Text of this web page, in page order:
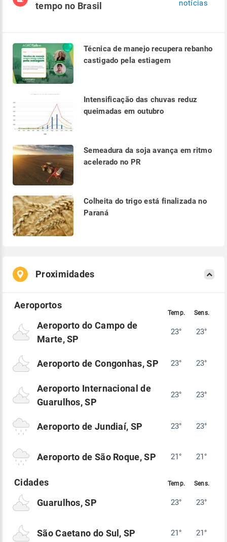
tempo no Brasil
notícias
Técnica de manejo recupera rebanho
castigado pela estiagem
Intensificação das chuvas reduz
queimadas em outubro
Semeadura da soja avança em ritmo
acelerado no PR
Colheita do trigo está finalizada no
Paraná
Proximidades
Aeroporto do Campo de
Marte, SP
23° 23°
Aeroporto de Congonhas, SP 23° 23°
Aeroporto Internacional de
Guarulhos, SP
23° 23°
Aeroporto de Jundiaí, SP 23° 23°
Aeroporto de São Roque, SP 21° 21°
Guarulhos, SP 23° 23°
São Caetano do Sul, SP 21° 21°